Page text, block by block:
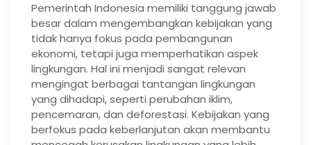
Pemerintah Indonesia memiliki tanggung jawab
besar dalam mengembangkan kebijakan yang
tidak hanya fokus pada pembangunan
ekonomi, tetapi juga memperhatikan aspek
lingkungan. Hal ini menjadi sangat relevan
mengingat berbagai tantangan lingkungan
yang dihadapi, seperti perubahan iklim,
pencemaran, dan deforestasi. Kebijakan yang
berfokus pada keberlanjutan akan membantu